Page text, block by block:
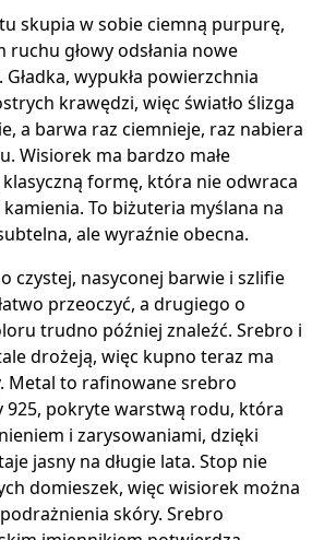
skupia w sobie ciemną purpurę,
głowy odsłania nowe
Gładka, wypukła powierzchnia
krawędzi, więc światło ślizga
a barwa raz ciemnieje, raz nabiera
Wisiorek ma bardzo małe
formę, która nie odwraca
To biżuteria myślana na
ale wyraźnie obecna.
czystej, nasyconej barwie i szlifie
przeoczyć, a drugiego o
trudno później znaleźć. Srebro i
drożeją, więc kupno teraz ma
Metal to rafinowane srebro
925, pokryte warstwą rodu, która
i zarysowaniami, dzięki
jasny na długie lata. Stop nie
domieszek, więc wisiorek można
skóry. Srebro